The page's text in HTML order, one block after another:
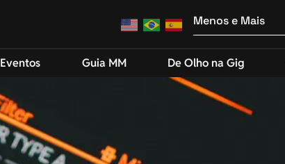
Eventos Guia MM De Olho na Gig